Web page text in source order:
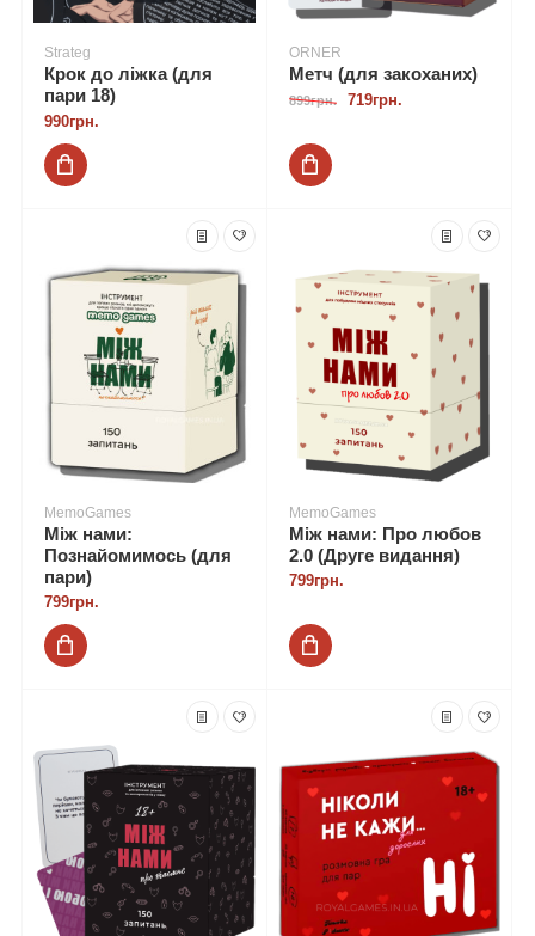
Strateg
Крок до ліжка (для
пари 18)
990грн.
ORNER
Метч (для закоханих)
899грн. 719грн.
MemoGames
Між нами:
Познайомимось (для
пари)
799грн.
MemoGames
Між нами: Про любов
2.0 (Друге видання)
799грн.